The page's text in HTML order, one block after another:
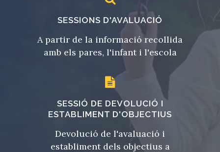
SESSIONS D'AVALUACIÓ
A partir de la informació recollida
amb els pares, l'infant i l'escola
SESSIÓ DE DEVOLUCIÓ I
ESTABLIMENT D'OBJECTIUS
Devolució de l'avaluació i
establiment dels objectius a